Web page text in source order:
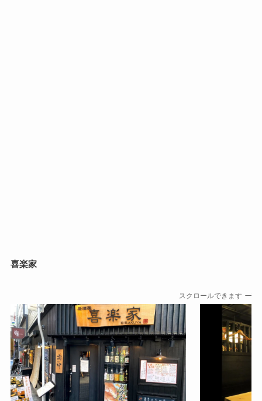
喜楽家
スクロールできます